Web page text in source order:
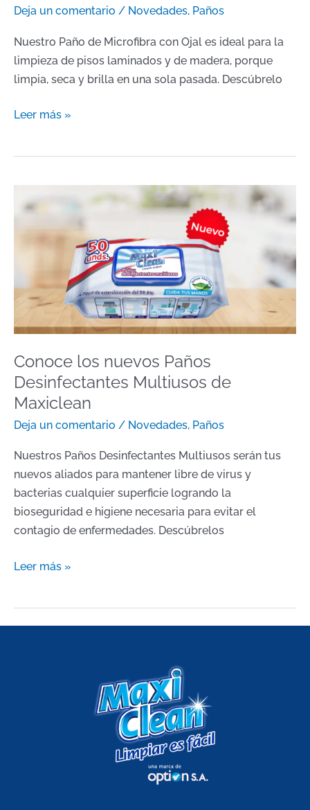
Deja un comentario / Novedades, Paños
Nuestro Paño de Microfibra con Ojal es ideal para la
limpieza de pisos laminados y de madera, porque
limpia, seca y brilla en una sola pasada. Descúbrelo
Leer más »
Conoce los nuevos Paños
Desinfectantes Multiusos de
Maxiclean
Deja un comentario / Novedades, Paños
Nuestros Paños Desinfectantes Multiusos serán tus
nuevos aliados para mantener libre de virus y
bacterias cualquier superficie logrando la
bioseguridad e higiene necesaria para evitar el
contagio de enfermedades. Descúbrelos
los
nuevos
Paños
Desinfectantes
Multiusos
Maxiclean
Leer más »